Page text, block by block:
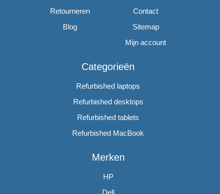
Retourneren
Blog
Contact
Sitemap
Mijn account
Categorieën
Refurbished laptops
Refurbished desktops
Refurbished tablets
Refurbished MacBook
Merken
HP